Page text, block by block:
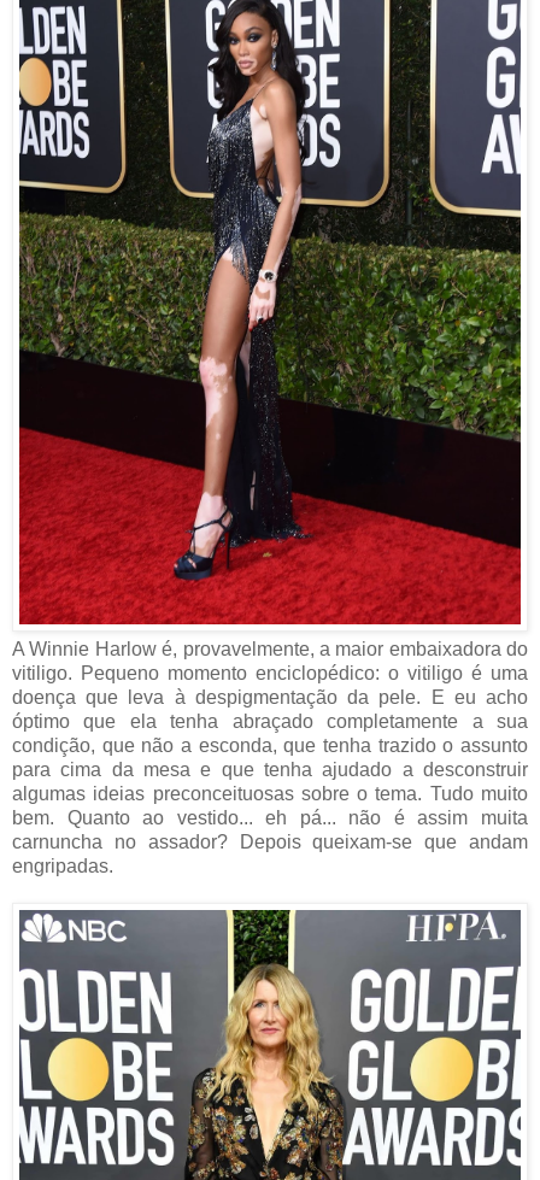
A Winnie Harlow é, provavelmente, a maior embaixadora do
vitiligo. Pequeno momento enciclopédico: o vitiligo é uma
doença que leva à despigmentação da pele. E eu acho
óptimo que ela tenha abraçado completamente a sua
condição, que não a esconda, que tenha trazido o assunto
para cima da mesa e que tenha ajudado a desconstruir
algumas ideias preconceituosas sobre o tema. Tudo muito
bem. Quanto ao vestido... eh pá... não é assim muita
carnuncha no assador? Depois queixam-se que andam
engripadas.